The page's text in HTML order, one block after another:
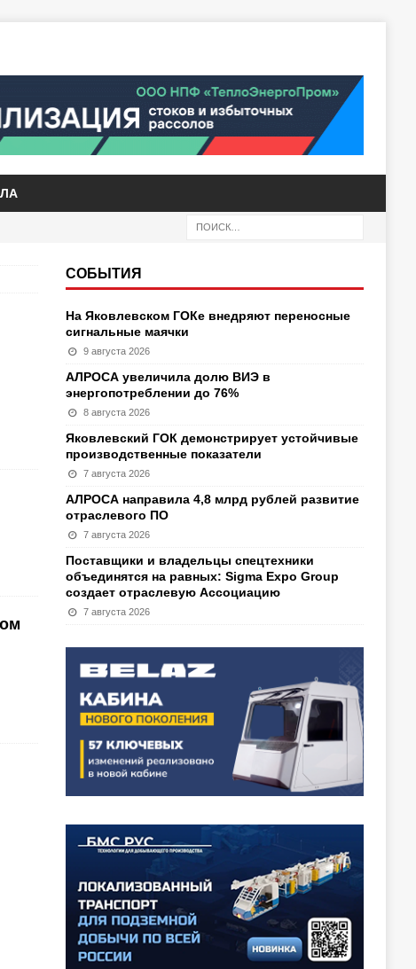
СОБЫТИЯ
На Яковлевском ГОКе внедряют переносные
сигнальные маячки
9 августа 2026
АЛРОСА увеличила долю ВИЭ в
энергопотреблении до 76%
8 августа 2026
Яковлевский ГОК демонстрирует устойчивые
производственные показатели
7 августа 2026
АЛРОСА направила 4,8 млрд рублей развитие
отраслевого ПО
7 августа 2026
Поставщики и владельцы спецтехники
объединятся на равных: Sigma Expo Group
создает отраслевую Ассоциацию
7 августа 2026